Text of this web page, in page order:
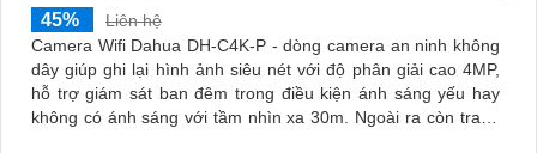
45%
Liên hệ
Camera Wifi Dahua DH-C4K-P - dòng camera an ninh không
dây giúp ghi lại hình ảnh siêu nét với độ phân giải cao 4MP,
hỗ trợ giám sát ban đêm trong điều kiện ánh sáng yếu hay
không có ánh sáng với tầm nhìn xa 30m. Ngoài ra còn trang